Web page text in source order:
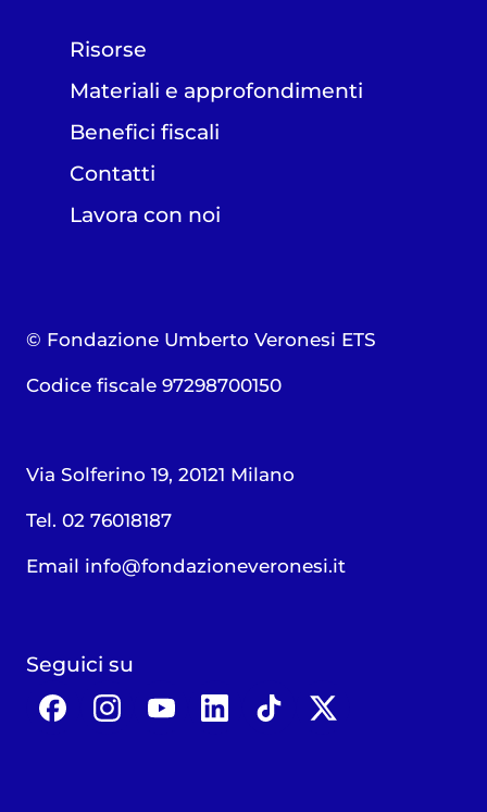
Risorse
Materiali e approfondimenti
Benefici fiscali
Contatti
Lavora con noi
© Fondazione Umberto Veronesi ETS
Codice fiscale 97298700150
Via Solferino 19, 20121 Milano
Tel. 02 76018187
Email info@fondazioneveronesi.it
Seguici su